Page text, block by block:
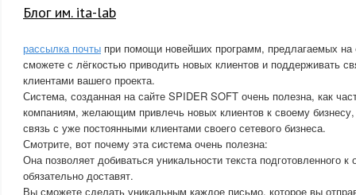
Блог им. ita-lab
рассылка почты при помощи новейших программ, предлагаемых
сможете с лёгкостью приводить новых клиентов и поддерживать
клиентами вашего проекта.
Система, созданная на сайте SPIDER SOFT очень полезна, как
компаниям, желающим привлечь новых клиентов к своему
связь с уже постоянными клиентами своего сетевого бизнеса.
Смотрите, вот почему эта система очень полезна:
Она позволяет добиваться уникальности текста подготовленного к
обязательно доставят.
Вы сможете сделать уникальным каждое письмо, которое вы